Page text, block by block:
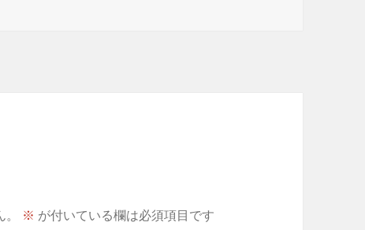
※ が付いている欄は必須項目です